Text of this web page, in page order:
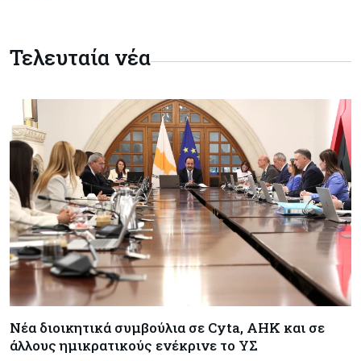
Eurostat: Ετήσια αύξηση 5% του όγκου λιανικού
Κύπρος 06-08-2026
Στην κυκλοφορία ο νέος δρόμος Λάρνακας –
Δεκέλειας μετά από 26 χρόνια
Tech 06-08-2026
SoftBank: Κέρδη 8,5 δισ. δολαρίων από την
Intel – Ξεπέρασε τις εκτιμήσεις εν αναμονή της
εισαγωγής της OpenAI
Κύπρος 06-08-2026
Καύσιμα και στέγαση κράτησαν τον πληθωρισμό
στο 2,9%
Τελευταία νέα
Νέα διοικητικά συμβούλια σε Cyta, AHK και σε
άλλους ημικρατικούς ενέκρινε το ΥΣ